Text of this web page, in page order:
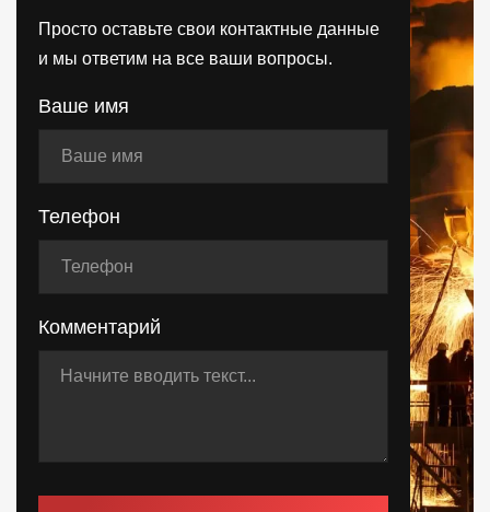
Просто оставьте свои контактные данные
и мы ответим на все ваши вопросы.
Ваше имя
Телефон
Комментарий